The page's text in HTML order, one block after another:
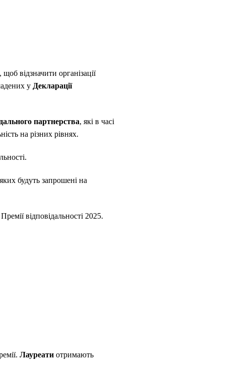
відзначити організації
у Декларації
партнерства, які в часі
на різних рівнях.
будуть запрошені на
відповідальності 2025.
Лауреати отримають